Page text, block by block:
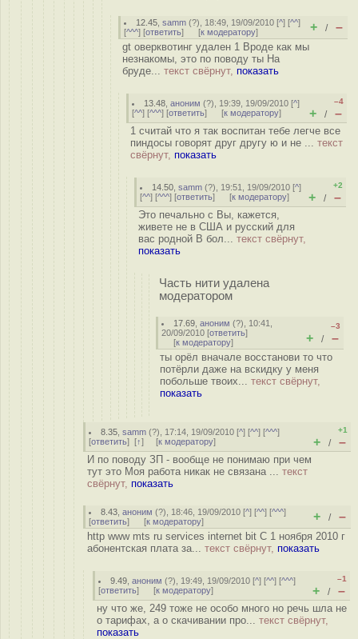
12.45 ,samm (?), 18:49, 19/09/2010 [^] [^^]
[^^^] [ответить] [к модератору] + / –
gt оверквотинг удален 1 Вроде как мы
незнакомы, это по поводу ты На
бруде... текст свёрнут, показать
13.48 ,аноним (?), 19:39, 19/09/2010 [^]
[^^] [^^^] [ответить] [к модератору]
–4
+ / –
1 считай что я так воспитан тебе легче все
пиндосы говорят друг другу ю и не ... текст
свёрнут, показать
14.50 ,samm (?), 19:51, 19/09/2010 [^]
[^^] [^^^] [ответить] [к модератору]
+2
+ / –
Это печально с Вы, кажется,
живете не в США и русский для
вас родной В бол... текст свёрнут,
показать
Часть нити удалена
модератором
17.69 ,аноним (?), 10:41,
20/09/2010 [ответить]
[к модератору]
–3
+ / –
ты орёл вначале восстанови то что
потёрли даже на вскидку у меня
побольше твоих... текст свёрнут,
показать
8.35 ,samm (?), 17:14, 19/09/2010 [^] [^^] [^^^]
[ответить] [↑] [к модератору]
+1
+ / –
И по поводу ЗП - вообще не понимаю при чем
тут это Моя работа никак не связана ... текст
свёрнут, показать
8.43 ,аноним (?), 18:46, 19/09/2010 [^] [^^] [^^^]
[ответить] [к модератору] + / –
http www mts ru services internet bit С 1 ноября 2010 г
абонентская плата за... текст свёрнут, показать
9.49 ,аноним (?), 19:49, 19/09/2010 [^] [^^] [^^^]
[ответить] [к модератору]
–1
+ / –
ну что же, 249 тоже не особо много но речь шла не
о тарифах, а о скачивании про... текст свёрнут,
показать